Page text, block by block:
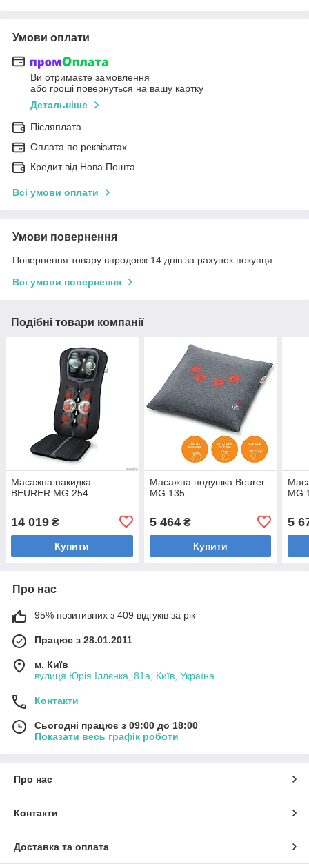
Умови оплати
Ви отримаєте замовлення
або гроші повернуться на вашу картку
Детальніше
Післяплата
Оплата по реквізитах
Кредит від Нова Пошта
Всі умови оплати
Умови повернення
Повернення товару впродовж 14 днів за рахунок покупця
Всі умови повернення
Подібні товари компанії
Масажна накидка
BEURER MG 254
14 019 ₴
Купити
Масажна подушка Beurer
MG 135
5 464₴
Купити
MG
5
Про нас
95% позитивних з 409 відгуків за рік
Працює з 28.01.2011
м. Київ
вулиця Юрія Іллєнка, 81а, Київ, Україна
Контакти
Сьогодні працює з 09:00 до 18:00
Показати весь графік роботи
Про нас
Контакти
Доставка та оплата